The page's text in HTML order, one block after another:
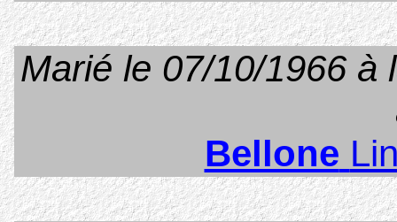
Marié le 07/10/1966 à
Bellone